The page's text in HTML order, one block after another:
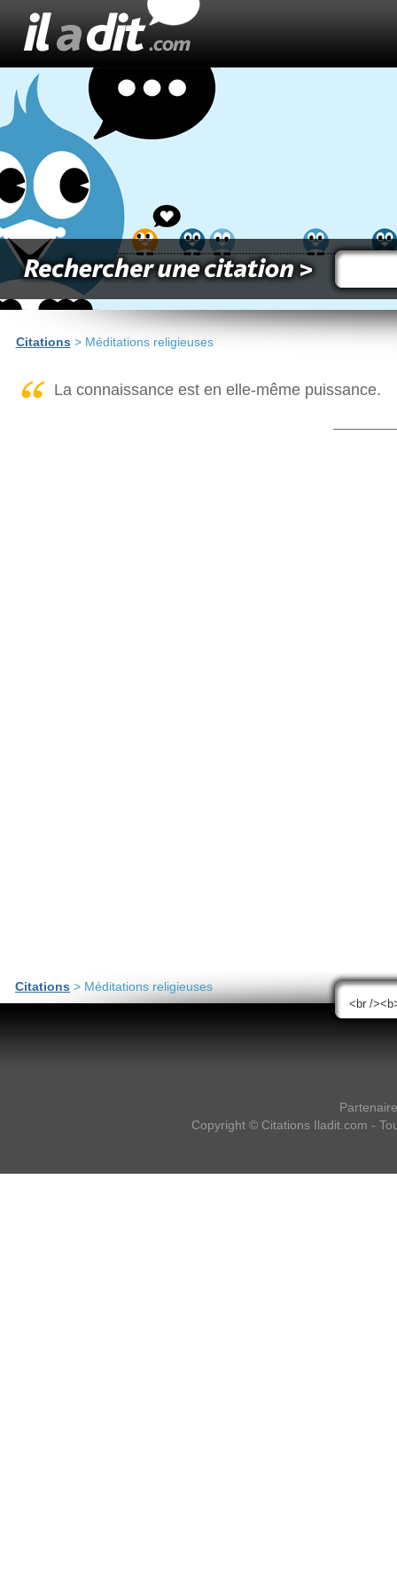
Citations > Méditations religieuses
La connaissance est en elle-même puissance.
Citations > Méditations religieuses
Copyright © Citations Iladit.com -